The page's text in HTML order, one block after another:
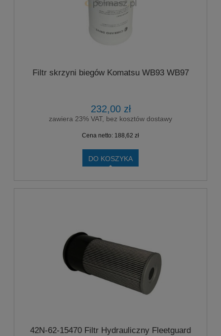
Filtr skrzyni biegów Komatsu WB93 WB97
232,00 zł
zawiera 23% VAT, bez kosztów dostawy
Cena netto: 188,62 zł
DO KOSZYKA
42N-62-15470 Filtr Hydrauliczny Fleetguard